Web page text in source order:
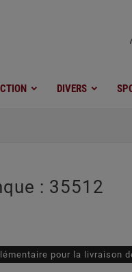
DIVERS
: 35512
pour la livraison